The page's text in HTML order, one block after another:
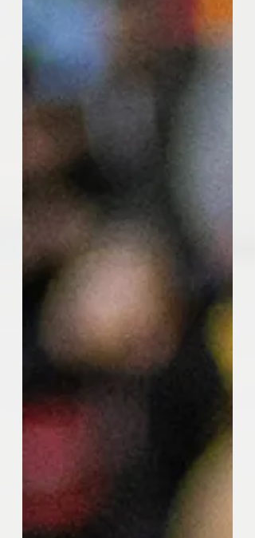
saison. Face à eux se dresse une
équipe grenobloise qui lutte pour
sa survie en Ligue 2 et qui s'est
impos